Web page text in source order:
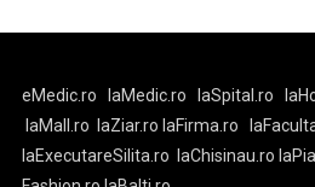
eMedic.ro laMedic.ro laSpital.ro
laMall.ro
laZiar.ro laFirma.ro
laExecutareSilita.ro
laChisinau.ro